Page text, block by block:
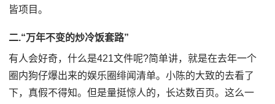
皆项目。
二.“万年不变的炒冷饭套路”
有人会好奇，什么是421文件呢?简单讲，就是在去年一个
圈内狗仔爆出来的娱乐圈绯闻清单。小陈的大致的去看了
下，真假不得知。但是量挺惊人的，长达数百页。这么一